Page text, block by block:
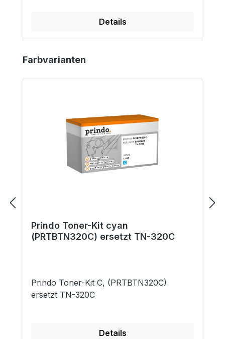
Details
Produktgalerie überspringen
Farbvarianten
Prindo Toner-Kit cyan
(PRTBTN320C) ersetzt TN-320C
Prindo Toner-Kit C, (PRTBTN320C)
ersetzt TN-320C
Details